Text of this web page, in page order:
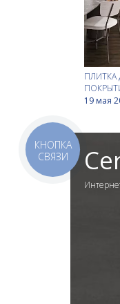
19 мая
КНОПКА
СВЯЗИ